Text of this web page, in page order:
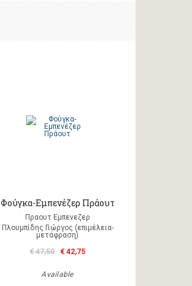
Φούγκα-Εμπενέζερ Πράουτ
Πραουτ Εμπενεζερ
Πλουμπίδης Γιώργος (επιμέλεια-
μετάφραση)
€ 47,50
€ 42,75
Available